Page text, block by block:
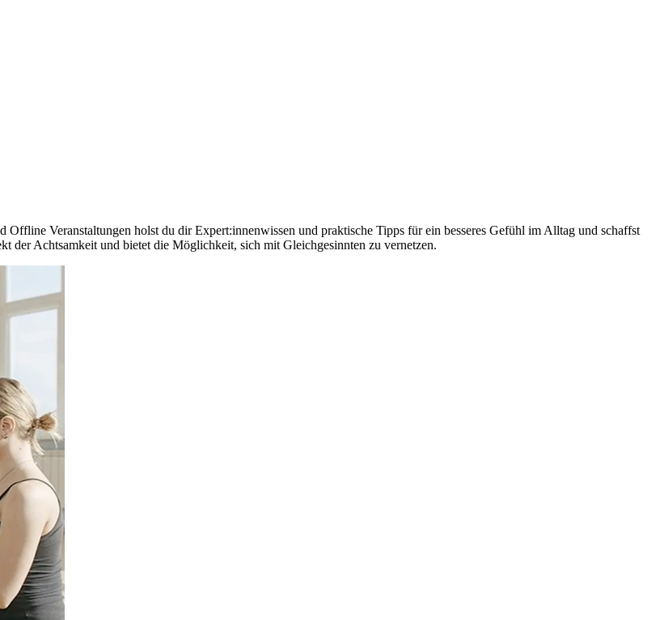
Veranstaltungen holst du dir Expert:innenwissen und praktische Tipps für ein besseres Gefühl im Alltag und schaffst
der Achtsamkeit und bietet die Möglichkeit, sich mit Gleichgesinnten zu vernetzen.